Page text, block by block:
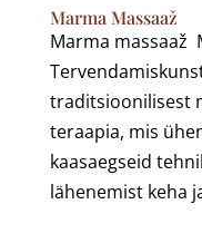
Marma Massaaž
Marma massaaž
traditsioonilisest
teraapia, mis
kaasaegseid
lähenemist keha